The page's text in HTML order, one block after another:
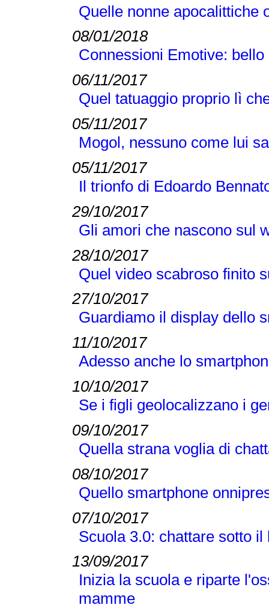
Quelle nonne apocalittiche
08/01/2018
Connessioni Emotive:
06/11/2017
Quel tatuaggio proprio lì
05/11/2017
Mogol, nessuno come lui
05/11/2017
Il trionfo di Edoardo
29/10/2017
Gli amori che nascono sul
28/10/2017
Quel video scabroso finito
27/10/2017
Guardiamo il display dello
11/10/2017
Adesso anche lo
10/10/2017
Se i figli geolocalizzano i
09/10/2017
Quella strana voglia di
08/10/2017
Quello smartphone
07/10/2017
Scuola 3.0: chattare sotto
13/09/2017
Inizia la scuola e riparte
mamme